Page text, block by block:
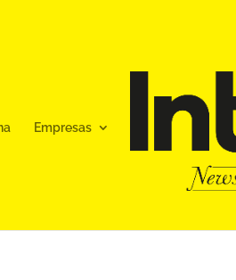
Empresas